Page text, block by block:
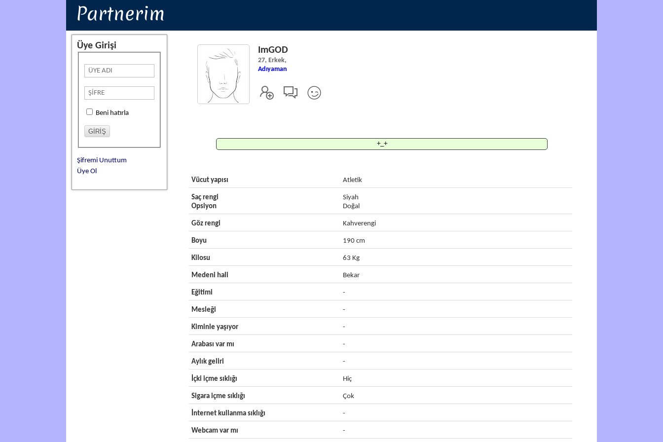
Partnerim
Üye Girişi
Beni hatırla
Şifremi Unuttum
Üye Ol
ImGOD
27, Erkek,
Adıyaman
+_+
Vücut yapısı Atletik
Saç rengi
Opsiyon
Siyah
Doğal
Göz rengi Kahverengi
Boyu 190 cm
Kilosu 63 Kg
Medeni hali Bekar
Eğitimi -
Mesleği -
Kiminle yaşıyor -
Arabası var mı -
Aylık geliri -
İçki içme sıklığı Hiç
Sigara içme sıklığı Çok
İnternet kullanma sıklığı -
Webcam var mı -